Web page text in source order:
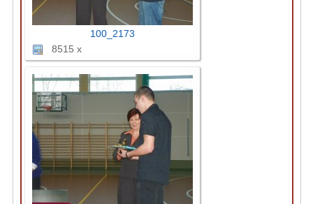
100_2173
8515 x